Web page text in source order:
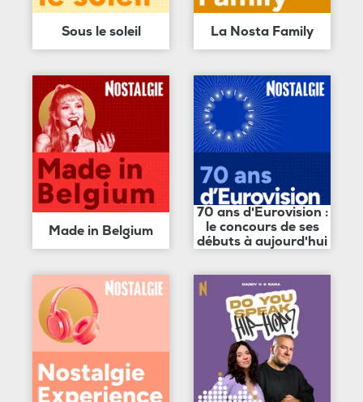
Sous le soleil La Nosta Family
Made in Belgium
70 ans d'Eurovision :
le concours de ses
débuts à aujourd'hui